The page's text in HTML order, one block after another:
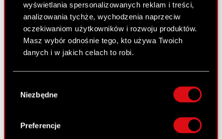
wyświetlania spersonalizowanych reklam i treści,
analizowania tychże, wychodzenia naprzeciw
oczekiwaniom użytkowników i rozwoju produktów.
Masz wybór odnośnie tego, kto używa Twoich
danych i w jakich celach to robi.
lokalizacji geograficznej z dokładnością nawet
Identyfikować Twoje urządzenie, aktywnie
analizując charakteryzującego je zbiory
zgody
Niezbędne
Preferencje
PDF Powiadomienie
Raport bieżący nr 27/2016
18 lipca 2016 13:35
Temat: Informacja o transakcjach wykonywanych
przez osoby pełniące obowiązki zarządcze
Treść raportu: Zarząd spółki CD PROJEKT S.A. z